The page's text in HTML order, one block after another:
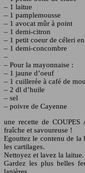
– 1 laitue
– 1 pamplemousse
– 1 avocat mûr à point
– 1 demi-citron
– 1 petit coeur de céleri
– 1 demi-concombre
–
– Pour la mayonnaise :
– 1 jaune d’oeuf
– 1 cuillerée à café de
– 2 dl d’huile
– sel
– poivre de Cayenne
une recette de
fraîche et savoureuse !
Egouttez le contenu de la
les cartilages.
Nettoyez et lavez la laitue.
Gardez les plus belles